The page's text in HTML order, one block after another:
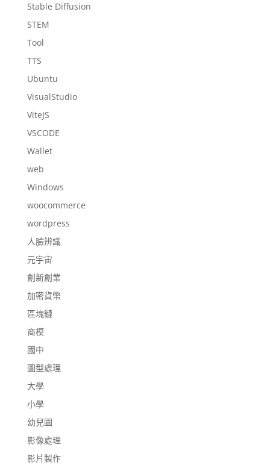
Stable Diffusion
STEM
Tool
TTS
Ubuntu
VisualStudio
ViteJS
VSCODE
Wallet
web
Windows
woocommerce
wordpress
人臉辨識
元宇宙
創新創業
加密貨幣
區塊鏈
商模
國中
圖型處理
大學
小學
幼兒園
影像處理
影片製作